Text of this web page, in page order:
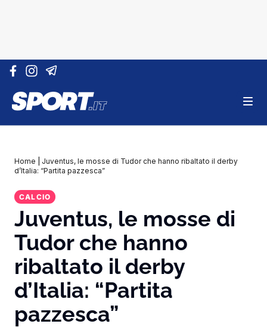
Vai al contenuto
Home
Juventus, le mosse di Tudor che hanno ribaltato il derby
d’Italia: “Partita pazzesca”
CALCIO
Juventus, le mosse di
Tudor che hanno
ribaltato il derby
d’Italia: “Partita
pazzesca”